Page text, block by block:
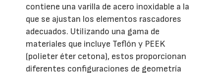
contiene una varilla de acero inoxidable a la
que se ajustan los elementos rascadores
adecuados. Utilizando una gama de
materiales que incluye Teflón y PEEK
(polieter éter cetona), estos proporcionan
diferentes configuraciones de geometría